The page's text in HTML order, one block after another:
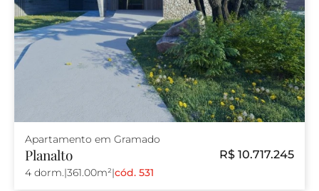
Apartamento em Gramado
Planalto R$ 10.717.245
4 dorm.|361.00m²|cód. 531